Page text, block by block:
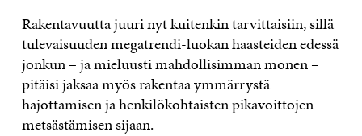
Rakentavuutta juuri nyt kuitenkin tarvittaisiin, sillä
tulevaisuuden megatrendi-luokan haasteiden edessä
jonkun – ja mieluusti mahdollisimman monen –
pitäisi jaksaa myös rakentaa ymmärrystä
hajottamisen ja henkilökohtaisten pikavoittojen
metsästämisen sijaan.